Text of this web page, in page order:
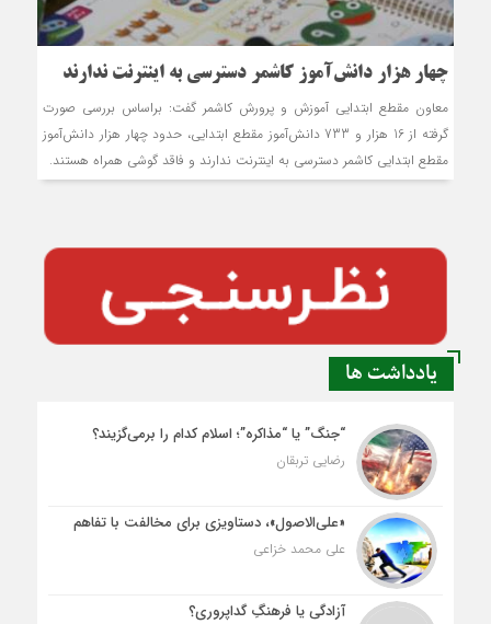
چهار هزار دانش‌آموز کاشمر دسترسی به اینترنت ندارند
معاون مقطع ابتدایی آموزش و پرورش کاشمر گفت: براساس بررسی صورت
گرفته از 16 هزار و 733 دانش‌آموز مقطع ابتدایی، حدود چهار هزار دانش‌آموز
مقطع ابتدایی کاشمر دسترسی به اینترنت ندارند و فاقد گوشی همراه هستند.
یادداشت ها
“جنگ” یا “مذاکره”؛ اسلام کدام را برمی‌گزیند؟
رضایی تربقان
«علی‌الاصول»، دستاویزی برای مخالفت با تفاهم
علی محمد خزاعی
آزادگی یا فرهنگِ گداپروری؟